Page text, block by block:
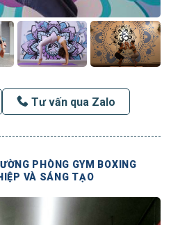
Tư vấn qua Zalo
PHÒNG GYM BOXING
VÀ SÁNG TẠO